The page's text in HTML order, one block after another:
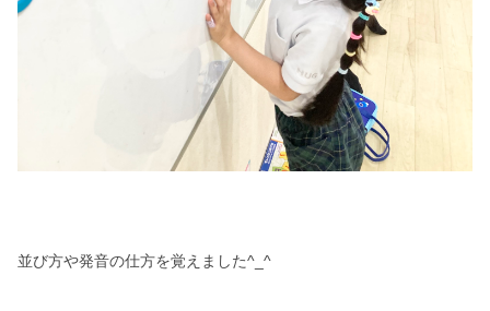
並び方や発音の仕方を覚えました^_^